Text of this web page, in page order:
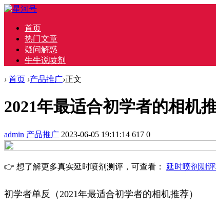
首页
热门文章
疑问解惑
牛牛说喷剂
› 首页 ›产品推广›正文
2021年最适合初学者的相机
admin 产品推广 2023-06-05 19:11:14 617 0
👉 想了解更多真实延时喷剂测评，可查看： 延时喷剂测评
初学者单反（2021年最适合初学者的相机推荐）